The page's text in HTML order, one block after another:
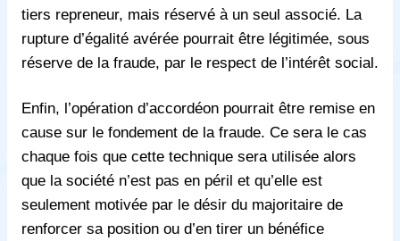
tiers repreneur, mais réservé à un seul associé. La
rupture d’égalité avérée pourrait être légitimée, sous
réserve de la fraude, par le respect de l’intérêt social.
Enfin, l’opération d’accordéon pourrait être remise en
cause sur le fondement de la fraude. Ce sera le cas
chaque fois que cette technique sera utilisée alors
que la société n’est pas en péril et qu’elle est
seulement motivée par le désir du majoritaire de
renforcer sa position ou d’en tirer un bénéfice